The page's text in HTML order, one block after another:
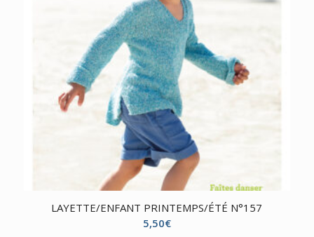
LAYETTE/ENFANT PRINTEMPS/ÉTÉ N°157
5,50€